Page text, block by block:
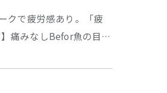
クで疲労感あり。「疲
痛みなしBefor魚の目…